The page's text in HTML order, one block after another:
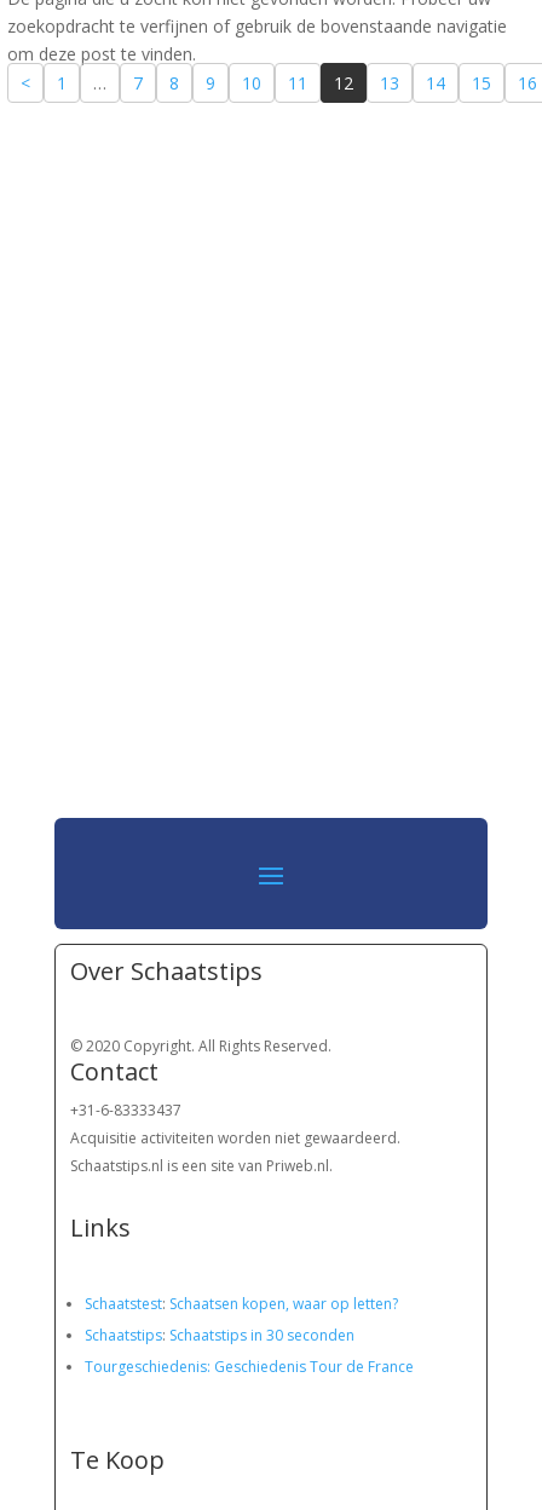
zoekopdracht te verfijnen of gebruik de bovenstaande navigatie
om deze post te vinden.
<
1 … 7 8 9 10 11 12 13 14 15 16
Over Schaatstips
© 2020 Copyright. All Rights Reserved.
Contact
+31-6-83333437
Acquisitie activiteiten worden niet gewaardeerd.
Schaatstips.nl is een site van Priweb.nl.
Links
Schaatstest: Schaatsen kopen, waar op letten?
Schaatstips: Schaatstips in 30 seconden
Tourgeschiedenis: Geschiedenis Tour de France
Te Koop